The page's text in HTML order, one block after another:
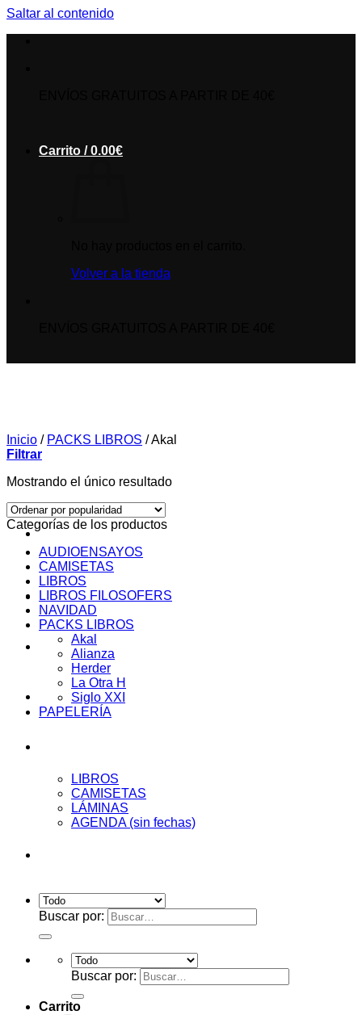
Saltar al contenido
Carrito /0.00€
Volver a la tienda
SOBRE MI
AUDIOENSAYOS
CURSOS
LIBROS
CAMISETAS
LÁMINAS
AGENDA (sin fechas)
Buscar por:
Buscar por:
Carrito
Inicio / PACKS LIBROS /Akal
Filtrar
Mostrando el único resultado
Categorías de los productos
AUDIOENSAYOS
CAMISETAS
LIBROS
LIBROS FILOSOFERS
NAVIDAD
PACKS LIBROS
Akal
Alianza
Herder
La Otra H
Siglo XXI
PAPELERÍA